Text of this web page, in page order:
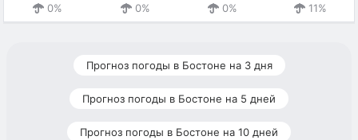
0%
0%
0%
11%
Прогноз погоды в Бостоне на 3 дня
Прогноз погоды в Бостоне на 5 дней
Прогноз погоды в Бостоне на 10 дней